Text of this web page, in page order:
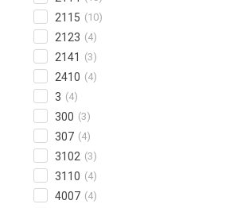
2115 (10)
2123 (4)
2141 (3)
2410 (4)
3 (4)
300 (3)
307 (4)
3102 (3)
3110 (4)
4007 (4)